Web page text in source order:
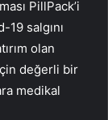
PillPack’i
19 salgını
olan
değerli bir
medikal